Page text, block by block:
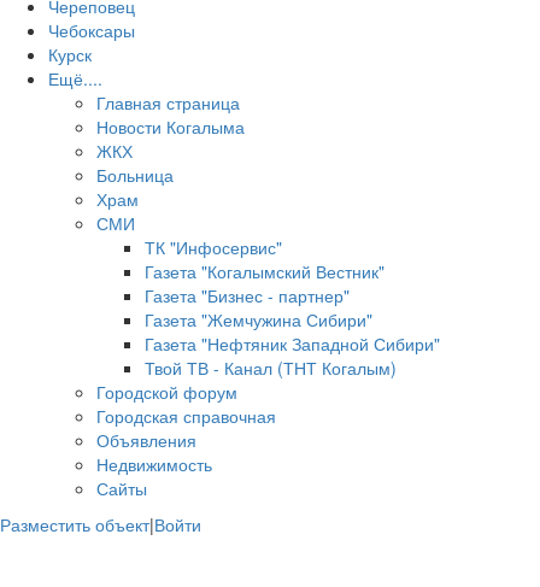
Череповец
Чебоксары
Курск
Ещё....
Главная страница
Новости Когалыма
ЖКХ
Больница
Храм
СМИ
ТК "Инфосервис"
Газета "Когалымский Вестник"
Газета "Бизнес - партнер"
Газета "Жемчужина Сибири"
Газета "Нефтяник Западной Сибири"
Твой ТВ - Канал (ТНТ Когалым)
Городской форум
Городская справочная
Объявления
Недвижимость
Сайты
Разместить объект|Войти